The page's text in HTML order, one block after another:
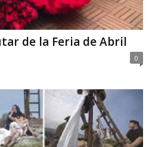
de la Feria de Abril
0